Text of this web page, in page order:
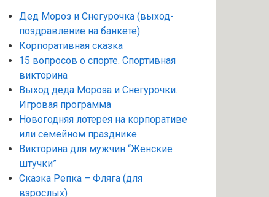
Дед Мороз и Снегурочка (выход-
поздравление на банкете)
Корпоративная сказка
15 вопросов о спорте. Спортивная
викторина
Выход деда Мороза и Снегурочки.
Игровая программа
Новогодняя лотерея на корпоративе
или семейном празднике
Викторина для мужчин “Женские
штучки”
Сказка Репка – Фляга (для
взрослых)